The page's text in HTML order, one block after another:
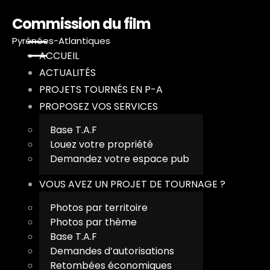
Commission du film
Pyrénées-Atlantiques
ACCUEIL
ACTUALITÉS
PROJETS TOURNÉS EN P-A
PROPOSEZ VOS SERVICES
Base T.A.F
Louez votre propriété
Demandez votre espace pub
VOUS AVEZ UN PROJET DE TOURNAGE ?
Photos par territoire
Photos par thème
Base T.A.F
Demandes d’autorisations
Retombées économiques